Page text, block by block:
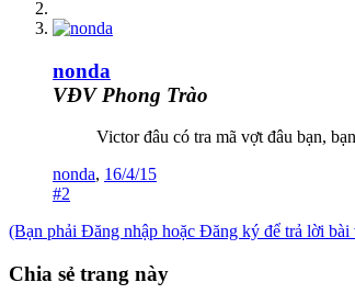
nonda
VĐV Phong Trào
Victor đâu có tra mã vợt đâu bạn,
nonda, 16/4/15
#2
(Bạn phải Đăng nhập hoặc Đăng ký để trả lời bài
Chia sẻ trang này